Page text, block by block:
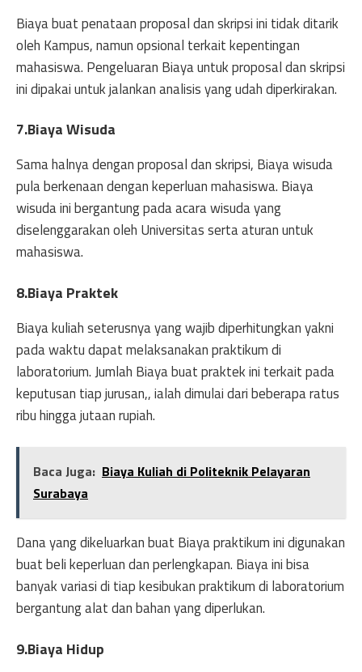
Biaya buat penataan proposal dan skripsi ini tidak ditarik
oleh Kampus, namun opsional terkait kepentingan
mahasiswa. Pengeluaran Biaya untuk proposal dan skripsi
ini dipakai untuk jalankan analisis yang udah diperkirakan.
7.Biaya Wisuda
Sama halnya dengan proposal dan skripsi, Biaya wisuda
pula berkenaan dengan keperluan mahasiswa. Biaya
wisuda ini bergantung pada acara wisuda yang
diselenggarakan oleh Universitas serta aturan untuk
mahasiswa.
8.Biaya Praktek
Biaya kuliah seterusnya yang wajib diperhitungkan yakni
pada waktu dapat melaksanakan praktikum di
laboratorium. Jumlah Biaya buat praktek ini terkait pada
keputusan tiap jurusan,, ialah dimulai dari beberapa ratus
ribu hingga jutaan rupiah.
Baca Juga: Biaya Kuliah di Politeknik Pelayaran
Surabaya
Dana yang dikeluarkan buat Biaya praktikum ini digunakan
buat beli keperluan dan perlengkapan. Biaya ini bisa
banyak variasi di tiap kesibukan praktikum di laboratorium
bergantung alat dan bahan yang diperlukan.
9.Biaya Hidup